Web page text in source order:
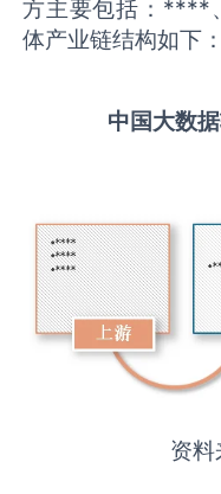
方主要包括：
体产业链结构如下：
中国大数
资